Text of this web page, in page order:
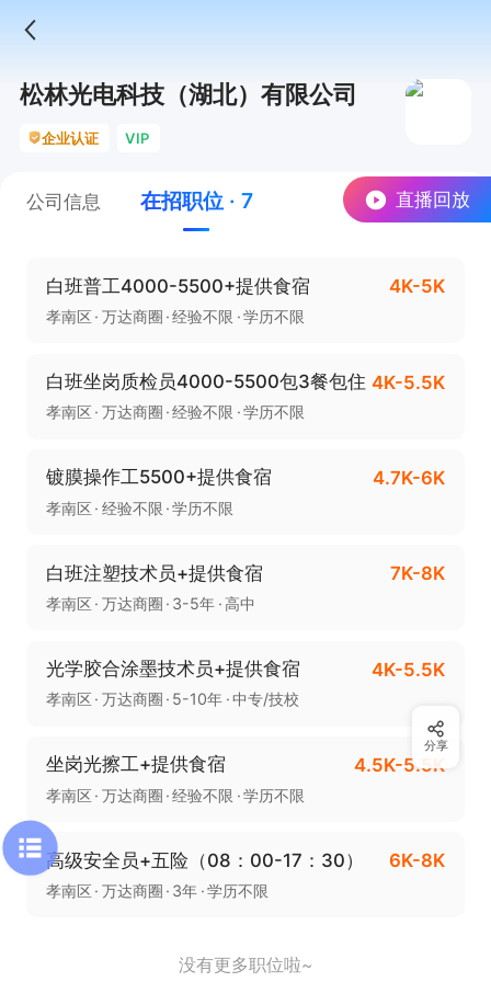
直播回放
松林光电科技（湖北）有限公司
企业认证 VIP
公司信息 在招职位 · 7
白班普工4000-5500+提供食宿 4K-5K
孝南区 万达商圈 经验不限 学历不限
白班坐岗质检员4000-5500包3餐包住 4K-5.5K
孝南区 万达商圈 经验不限 学历不限
镀膜操作工5500+提供食宿 4.7K-6K
孝南区 经验不限 学历不限
白班注塑技术员+提供食宿 7K-8K
孝南区 万达商圈 3-5年 高中
光学胶合涂墨技术员+提供食宿 4K-5.5K
孝南区 万达商圈 5-10年 中专/技校
坐岗光擦工+提供食宿 4.5K-5.5K
孝南区 万达商圈 经验不限 学历不限
高级安全员+五险（08：00-17：30） 6K-8K
孝南区 万达商圈 3年 学历不限
没有更多职位啦~
分享